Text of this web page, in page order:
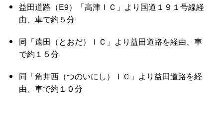
益田道路（E9）「高津ＩＣ」より国道１９１号線経
由、車で約５分
同「遠田（とおだ）ＩＣ」より益田道路を経由、車
で約１５分
同「角井西（つのいにし）ＩＣ」より益田道路を経
由、車で約１０分